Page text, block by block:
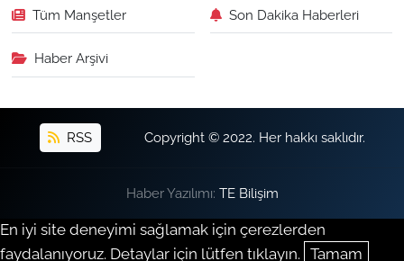
Tüm Manşetler Son Dakika Haberleri
Haber Arşivi
RSS Copyright © 2022. Her hakkı saklıdır.
Haber Yazılımı: TE Bilişim
En iyi site deneyimi sağlamak için çerezlerden
faydalanıyoruz. Detaylar için lütfen tıklayın. Tamam